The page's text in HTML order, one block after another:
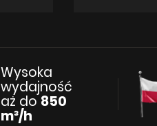
Wysoka
wydajność
aż do 850
m³/h